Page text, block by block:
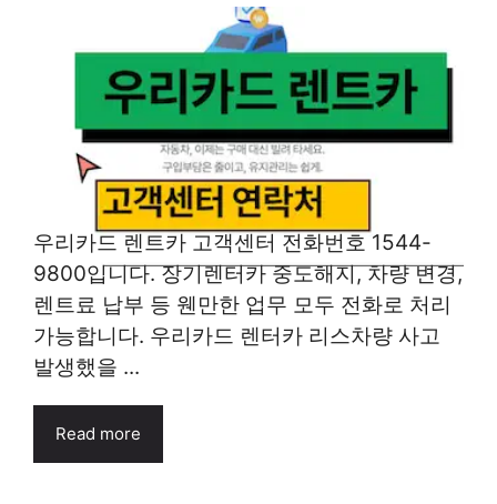
우리카드 렌트카 고객센터 전화번호 1544-
9800입니다. 장기렌터카 중도해지, 차량 변경,
렌트료 납부 등 웬만한 업무 모두 전화로 처리
가능합니다. 우리카드 렌터카 리스차량 사고
발생했을 ...
Read more